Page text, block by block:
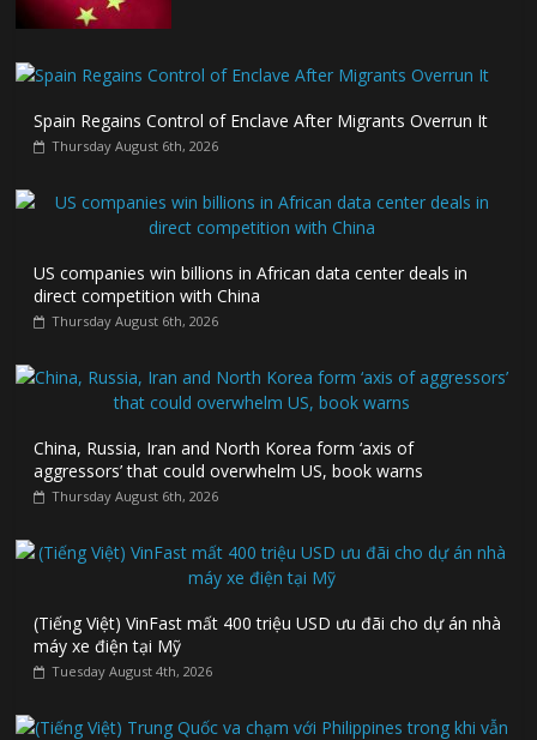
Spain Regains Control of Enclave After Migrants Overrun It
Thursday August 6th, 2026
US companies win billions in African data center deals in
direct competition with China
Thursday August 6th, 2026
China, Russia, Iran and North Korea form ‘axis of
aggressors’ that could overwhelm US, book warns
Thursday August 6th, 2026
(Tiếng Việt) VinFast mất 400 triệu USD ưu đãi cho dự án nhà
máy xe điện tại Mỹ
Tuesday August 4th, 2026